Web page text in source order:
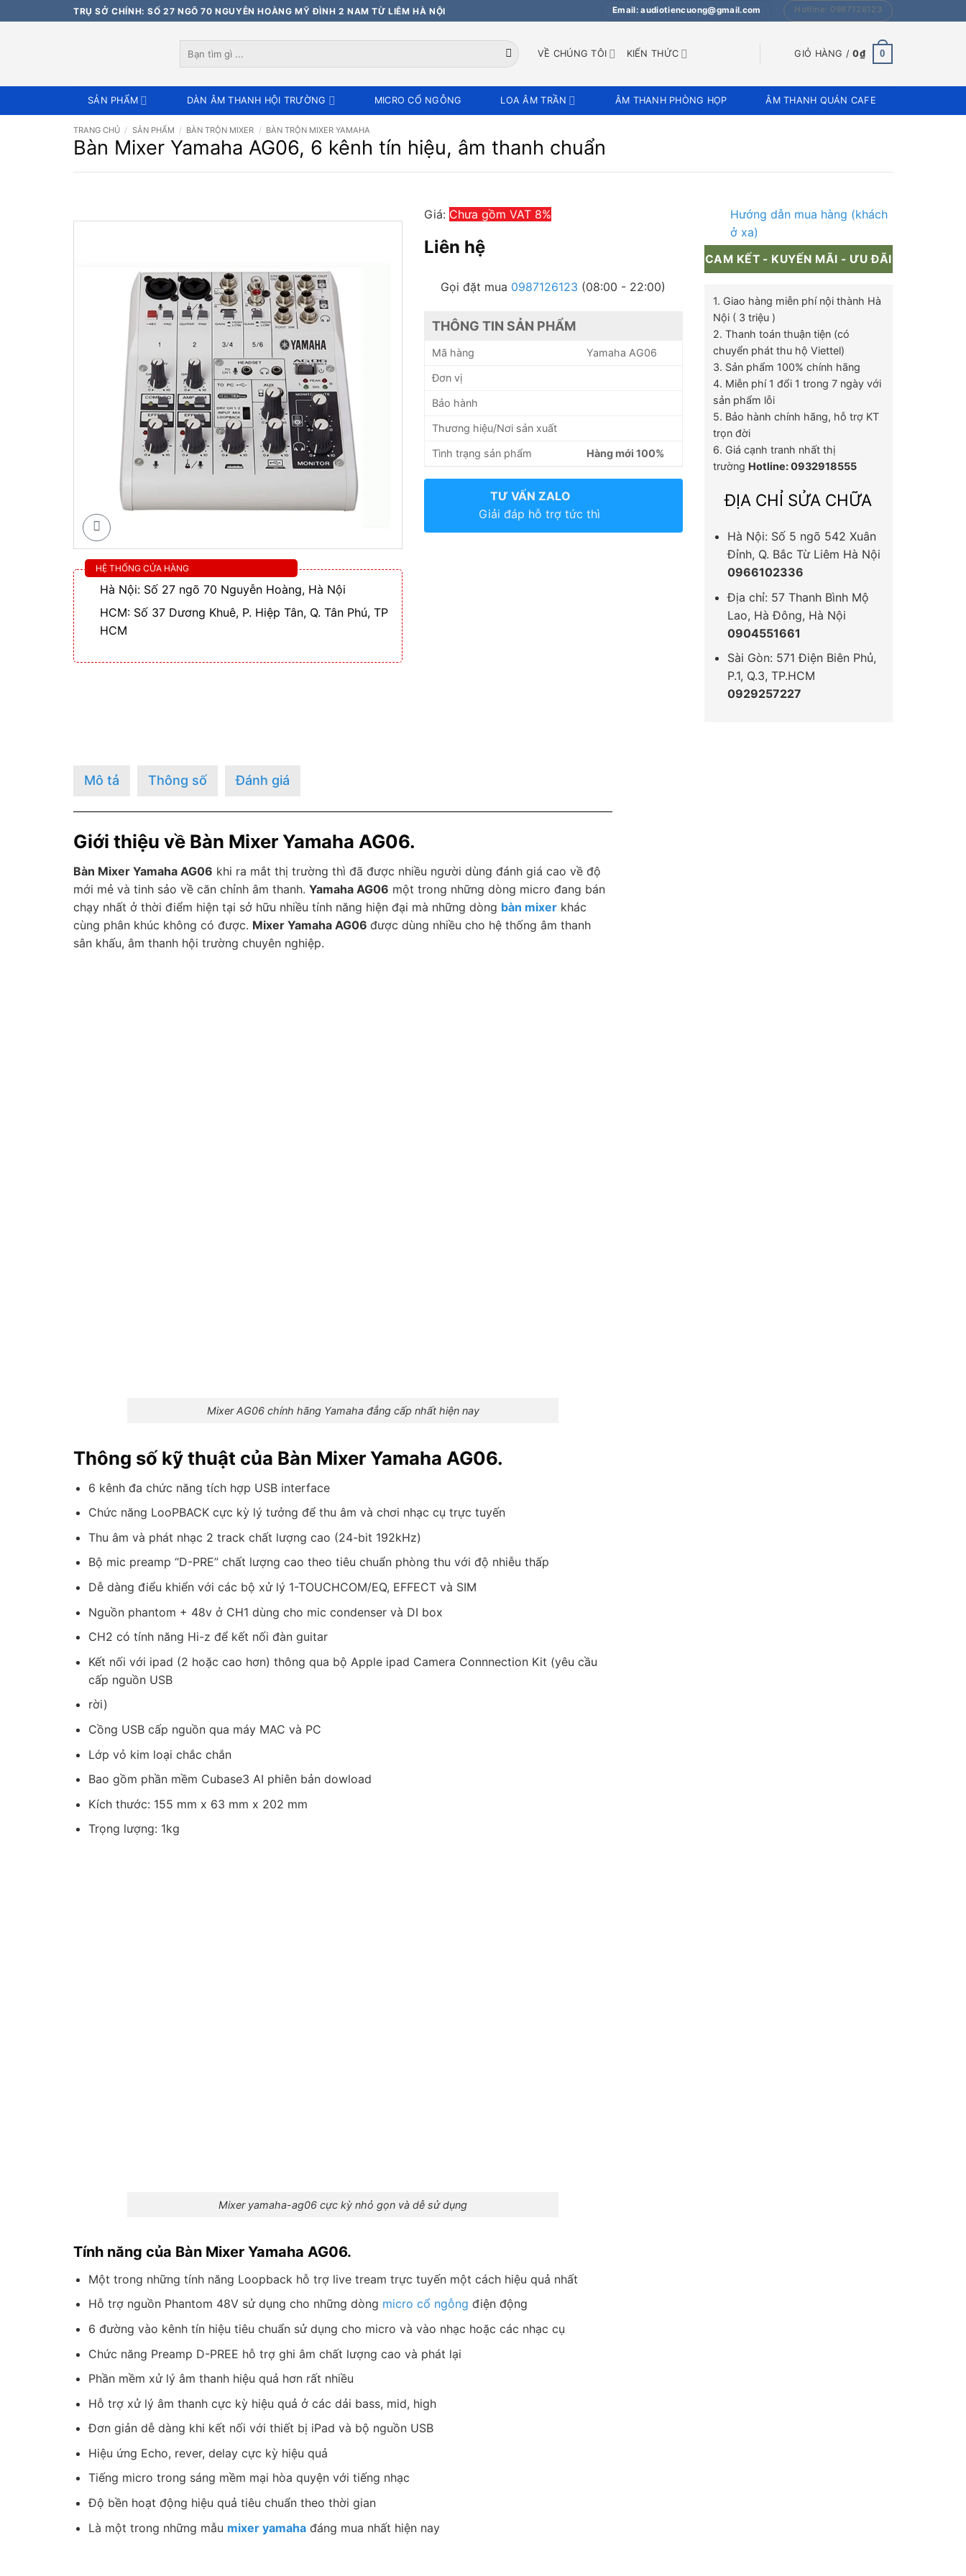
qua
TRỤ SỞ CHÍNH: SỐ 27 NGÕ 70 NGUYỄN HOÀNG MỸ ĐÌNH 2 NAM TỪ LIÊM HÀ NỘI Email: audiotiencuong@gmail.com Hotline: 0987126123
kiếm:
VỀ CHÚNG TÔI KIẾN THỨC GIỎ HÀNG /0₫ 0
SẢN PHẨM DÀN ÂM THANH HỘI TRƯỜNG MICRO CỔ NGỖNG LOA ÂM TRẦN ÂM THANH PHÒNG HỌP ÂM THANH QUÁN CAFE
TRANG CHỦ / SẢN PHẨM / BÀN TRỘN MIXER / BÀN TRỘN MIXER YAMAHA
Bàn Mixer Yamaha AG06, 6 kênh tín hiệu, âm thanh chuẩn
HỆ THỐNG CỬA HÀNG
Hà Nội: Số 27 ngõ 70 Nguyễn Hoàng, Hà Nội
HCM: Số 37 Dương Khuê, P. Hiệp Tân, Q. Tân Phú, TP
HCM
Giá: Chưa gồm VAT 8%
Liên hệ
Gọi đặt mua 0987126123 (08:00 - 22:00)
THÔNG TIN SẢN PHẨM
Mã hàng Yamaha AG06
Đơn vị
Bảo hành
Thương hiệu/Nơi sản xuất
Tình trạng sản phẩm Hàng mới 100%
TƯ VẤN ZALO
Giải đáp hỗ trợ tức thì
Hướng dẫn mua hàng (khách
ở xa)
CAM KẾT - KUYẾN MÃI - ƯU ĐÃI
1. Giao hàng miễn phí nội thành Hà
Nội ( 3 triệu )
2. Thanh toán thuận tiện (có
chuyển phát thu hộ Viettel)
3. Sản phẩm 100% chính hãng
4. Miễn phí 1 đổi 1 trong 7 ngày với
sản phẩm lỗi
5. Bảo hành chính hãng, hỗ trợ KT
trọn đời
6. Giá cạnh tranh nhất thị
trường Hotline: 0932918555
ĐỊA CHỈ SỬA CHỮA
Hà Nội: Số 5 ngõ 542 Xuân
Đỉnh, Q. Bắc Từ Liêm Hà Nội
0966102336
Địa chỉ: 57 Thanh Bình Mộ
Lao, Hà Đông, Hà Nội
0904551661
Sài Gòn: 571 Điện Biên Phủ,
P.1, Q.3, TP.HCM
0929257227
Mô tả Thông số Đánh giá
Giới thiệu về Bàn Mixer Yamaha AG06.
Bàn Mixer Yamaha AG06 khi ra mắt thị trường thì đã được nhiều người dùng đánh giá cao về độ
mới mẻ và tinh sảo về căn chỉnh âm thanh. Yamaha AG06 một trong những dòng micro đang bán
chạy nhất ở thời điểm hiện tại sở hữu nhiều tính năng hiện đại mà những dòng bàn mixer khác
cùng phân khúc không có được. Mixer Yamaha AG06 được dùng nhiều cho hệ thống âm thanh
sân khấu, âm thanh hội trường chuyên nghiệp.
Mixer AG06 chính hãng Yamaha đẳng cấp nhất hiện nay
Thông số kỹ thuật của Bàn Mixer Yamaha AG06.
6 kênh đa chức năng tích hợp USB interface
Chức năng LooPBACK cực kỳ lý tưởng để thu âm và chơi nhạc cụ trực tuyến
Thu âm và phát nhạc 2 track chất lượng cao (24-bit 192kHz)
Bộ mic preamp “D-PRE” chất lượng cao theo tiêu chuẩn phòng thu với độ nhiễu thấp
Dễ dàng điểu khiển với các bộ xử lý 1-TOUCHCOM/EQ, EFFECT và SIM
Nguồn phantom + 48v ở CH1 dùng cho mic condenser và DI box
CH2 có tính năng Hi-z để kết nối đàn guitar
Kết nối với ipad (2 hoặc cao hơn) thông qua bộ Apple ipad Camera Connnection Kit (yêu cầu
cấp nguồn USB
rời)
Cồng USB cấp nguồn qua máy MAC và PC
Lớp vỏ kim loại chắc chắn
Bao gồm phần mềm Cubase3 AI phiên bản dowload
Kích thước: 155 mm x 63 mm x 202 mm
Trọng lượng: 1kg
Mixer yamaha-ag06 cực kỳ nhỏ gọn và dễ sử dụng
Tính năng của Bàn Mixer Yamaha AG06.
Một trong những tính năng Loopback hỗ trợ live tream trực tuyến một cách hiệu quả nhất
Hỗ trợ nguồn Phantom 48V sử dụng cho những dòng micro cổ ngỗng điện động
6 đường vào kênh tín hiệu tiêu chuẩn sử dụng cho micro và vào nhạc hoặc các nhạc cụ
Chức năng Preamp D-PREE hỗ trợ ghi âm chất lượng cao và phát lại
Phần mềm xử lý âm thanh hiệu quả hơn rất nhiều
Hỗ trợ xử lý âm thanh cực kỳ hiệu quả ở các dải bass, mid, high
Đơn giản dễ dàng khi kết nối với thiết bị iPad và bộ nguồn USB
Hiệu ứng Echo, rever, delay cực kỳ hiệu quả
Tiếng micro trong sáng mềm mại hòa quyện với tiếng nhạc
Độ bền hoạt động hiệu quả tiêu chuẩn theo thời gian
Là một trong những mẫu mixer yamahađáng mua nhất hiện nay